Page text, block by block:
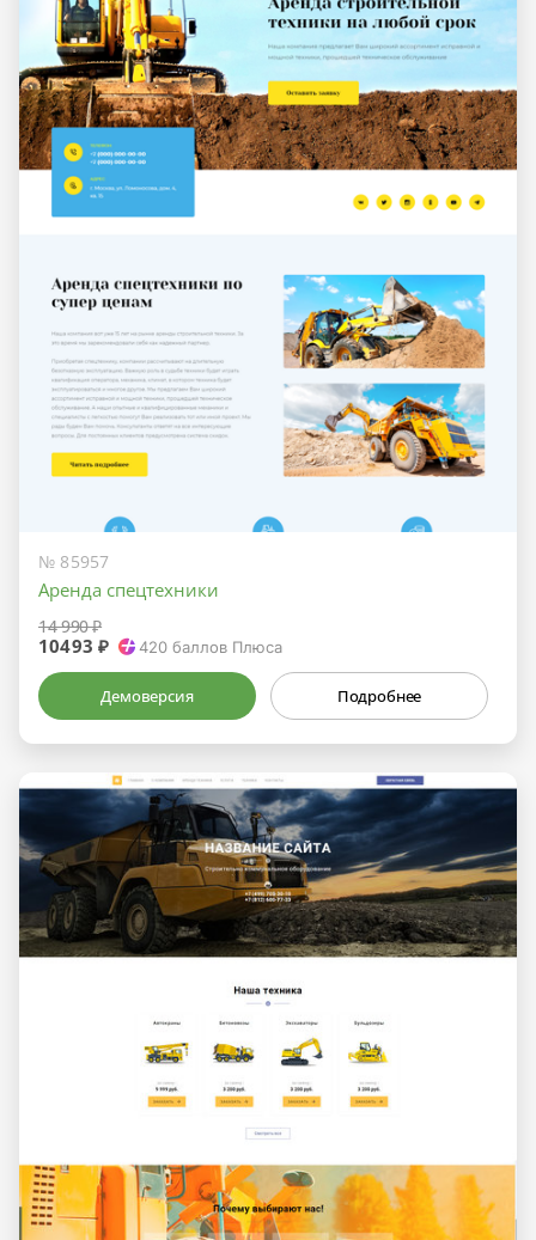
№ 85957
Аренда спецтехники
14 990 ₽
10493 ₽ 420 баллов Плюса
Демоверсия Подробнее